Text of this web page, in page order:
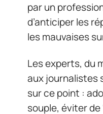
par un
d’anticiper les
les mauvaises
Les experts, du
aux journalistes
sur ce point :
souple, éviter de